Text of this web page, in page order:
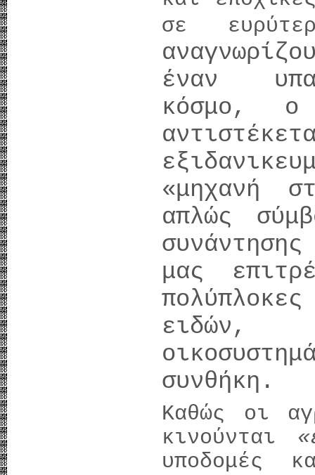
σε
έναν
κόσμο, ο
«μηχανή
απλώς
μας
ειδών,
συνθήκη.
Καθώς οι
κινούνται
υποδομές